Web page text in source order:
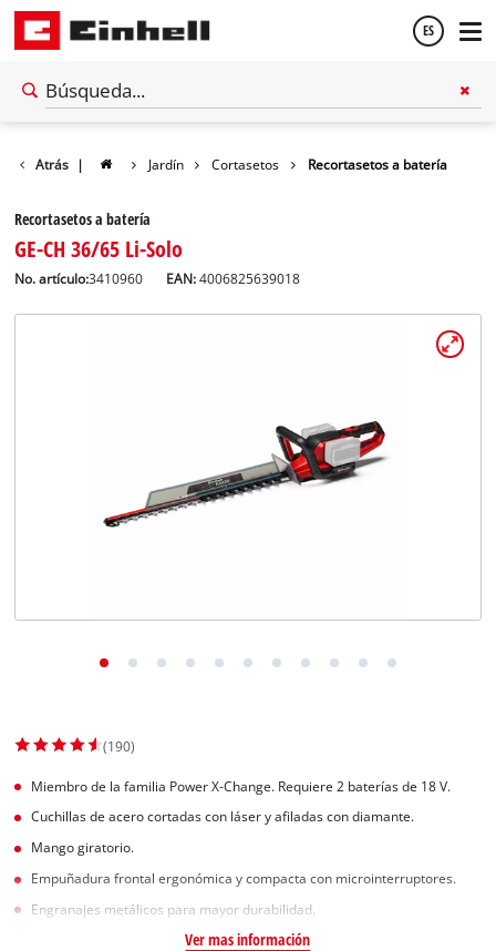
ES
Atrás | Jardín Cortasetos Recortasetos a batería
Recortasetos a batería
GE-CH 36/65 Li-Solo
No. artículo:3410960 EAN:4006825639018
(190)
Miembro de la familia Power X-Change. Requiere 2 baterías de 18 V.
Cuchillas de acero cortadas con láser y afiladas con diamante.
Mango giratorio.
Empuñadura frontal ergonómica y compacta con microinterruptores.
Engranajes metálicos para mayor durabilidad.
Ver mas información